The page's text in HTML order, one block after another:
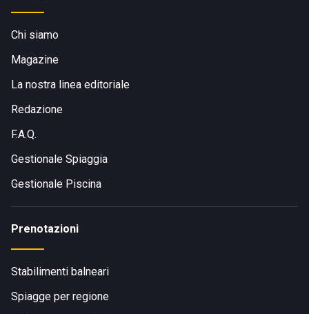
Chi siamo
Magazine
La nostra linea editoriale
Redazione
F.A.Q.
Gestionale Spiaggia
Gestionale Piscina
Prenotazioni
Stabilimenti balneari
Spiagge per regione